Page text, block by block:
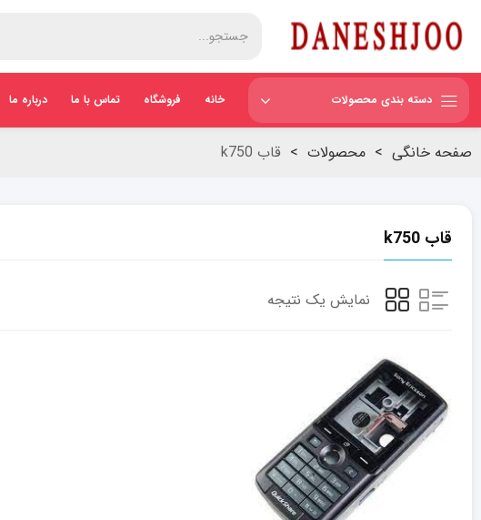
دسته بندی محصولات خانه فروشگاه تماس با ما درباره ما
صفحه خانگی > محصولات > قاب k750
قاب k750
نمایش یک نتیجه